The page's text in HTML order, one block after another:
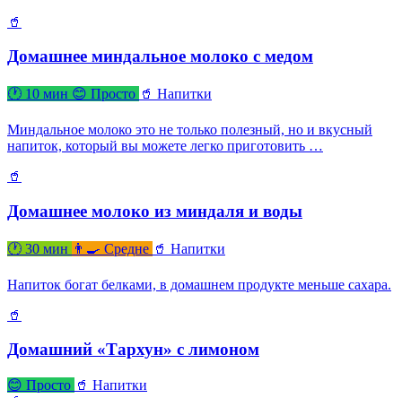
🥤
Домашнее миндальное молоко с медом
🕐 10 мин 😊 Просто 🥤 Напитки
Миндальное молоко это не только полезный, но и вкусный
напиток, который вы можете легко приготовить …
🥤
Домашнее молоко из миндаля и воды
🕐 30 мин 👨‍🍳 Средне 🥤 Напитки
Напиток богат белками, в домашнем продукте меньше сахара.
🥤
Домашний «Тархун» с лимоном
😊 Просто 🥤 Напитки